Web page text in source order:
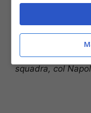
Nella prossima
sogno di ogni
nella nazionale
opportunità e per
squadra, col